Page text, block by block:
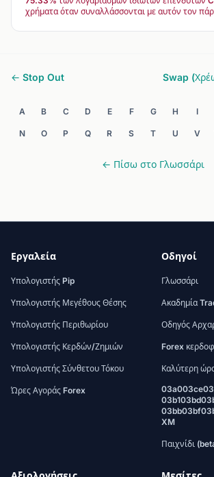
χρήματα όταν συναλλάσσονται με αυτόν τον
← Stop Out Swap
A B C D E F G H I
N O P Q R S T U V
← Πίσω στο Γλωσσάρι
Εργαλεία
Υπολογιστής Pip
Υπολογιστής Μεγέθους Θέσης
Υπολογιστής Περιθωρίου
Υπολογιστής Κερδών/Ζημιών
Υπολογιστής Σύνθετου Τόκου
Ώρες Αγοράς Forex
Οδηγοί
Γλωσσάρι
Ακαδημία
Οδηγός
Forex
Καλύτερη
XM
Παιχνίδι